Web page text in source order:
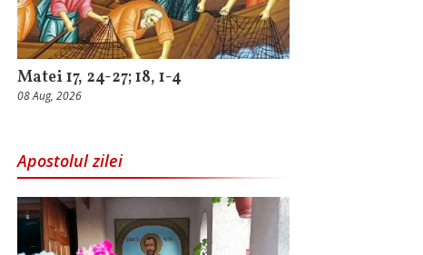
Matei 17, 24-27; 18, 1-4
08 Aug, 2026
Apostolul zilei